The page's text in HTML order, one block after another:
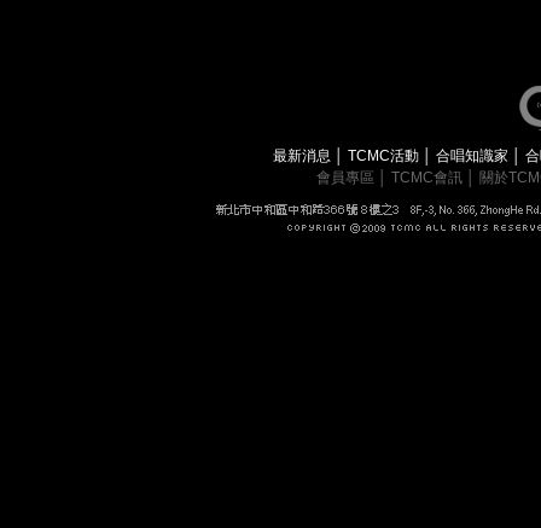
最新消息 TCMC活動 合唱知識家
會員專區
TCMC會訊 關於